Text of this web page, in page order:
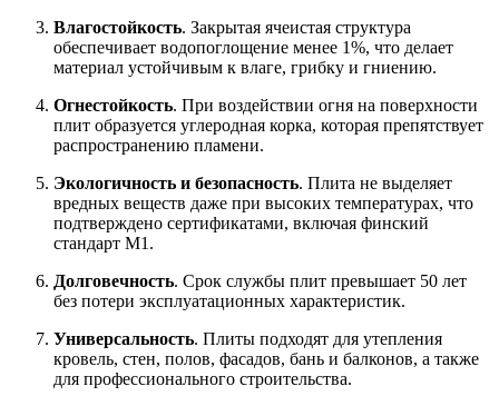
Влагостойкость. Закрытая ячеистая структура
обеспечивает водопоглощение менее 1%, что делает
материал устойчивым к влаге, грибку и гниению.
Огнестойкость. При воздействии огня на поверхности
плит образуется углеродная корка, которая препятствует
распространению пламени.
Экологичность и безопасность. Плита не выделяет
вредных веществ даже при высоких температурах, что
подтверждено сертификатами, включая финский
стандарт М1.
Долговечность. Срок службы плит превышает 50 лет
без потери эксплуатационных характеристик.
Универсальность. Плиты подходят для утепления
кровель, стен, полов, фасадов, бань и балконов, а также
для профессионального строительства.